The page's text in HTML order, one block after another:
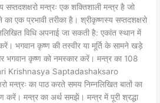
मन्त्रः एक शक्तिशाली मन्त्र है जो
एक प्रभावी तरीका है। श्रीकृष्णस्य सप्तदशक्षरो
विधि अपनाई जा सकती है: एकांत स्थान में
भगवान कृष्ण की तस्वीर या मूर्ति के सामने खड़े
भगवान कृष्ण को नमस्कार करें। मन्त्र का 108
Krishnasya Saptadashaksaro
मन्त्रः का पाठ करते समय निम्नलिखित बातों का
करें। मन्त्र का अर्थ समझें। मन्त्र में पूरी श्रद्धा